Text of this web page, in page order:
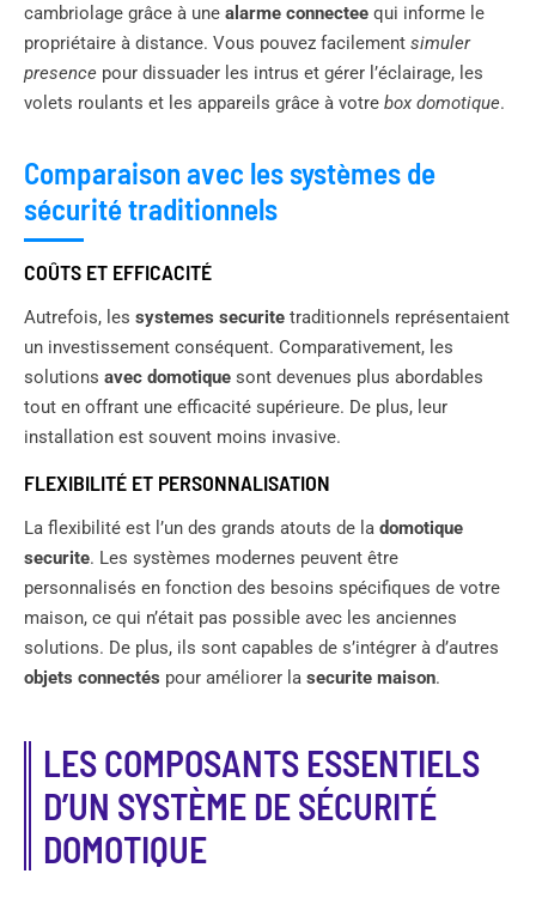
cambriolage grâce à une alarme connectee qui informe le
propriétaire à distance. Vous pouvez facilement simuler
presence pour dissuader les intrus et gérer l’éclairage, les
volets roulants et les appareils grâce à votre box domotique.
Comparaison avec les systèmes de
sécurité traditionnels
COÛTS ET EFFICACITÉ
Autrefois, les systemes securite traditionnels représentaient
un investissement conséquent. Comparativement, les
solutions avec domotique sont devenues plus abordables
tout en offrant une efficacité supérieure. De plus, leur
installation est souvent moins invasive.
FLEXIBILITÉ ET PERSONNALISATION
La flexibilité est l’un des grands atouts de la domotique
securite. Les systèmes modernes peuvent être
personnalisés en fonction des besoins spécifiques de votre
maison, ce qui n’était pas possible avec les anciennes
solutions. De plus, ils sont capables de s’intégrer à d’autres
objets connectés pour améliorer la securite maison.
LES COMPOSANTS ESSENTIELS
D’UN SYSTÈME DE SÉCURITÉ
DOMOTIQUE